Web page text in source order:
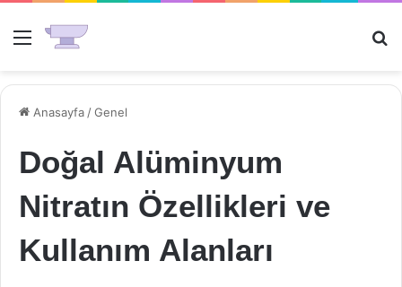
Menü
Anasayfa /Genel
Doğal Alüminyum
Nitratın Özellikleri ve
Kullanım Alanları